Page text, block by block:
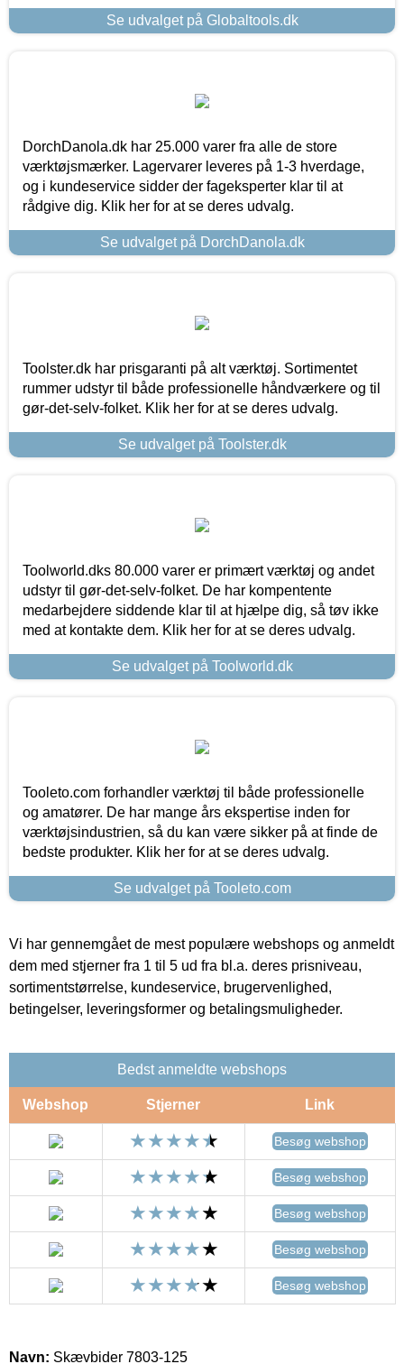
Se udvalget på Globaltools.dk
DorchDanola.dk har 25.000 varer fra alle de store
værktøjsmærker. Lagervarer leveres på 1-3 hverdage,
og i kundeservice sidder der fageksperter klar til at
rådgive dig. Klik her for at se deres udvalg.
Se udvalget på DorchDanola.dk
Toolster.dk har prisgaranti på alt værktøj. Sortimentet
rummer udstyr til både professionelle håndværkere og til
gør-det-selv-folket. Klik her for at se deres udvalg.
Se udvalget på Toolster.dk
Toolworld.dks 80.000 varer er primært værktøj og andet
udstyr til gør-det-selv-folket. De har kompentente
medarbejdere siddende klar til at hjælpe dig, så tøv ikke
med at kontakte dem. Klik her for at se deres udvalg.
Se udvalget på Toolworld.dk
Tooleto.com forhandler værktøj til både professionelle
og amatører. De har mange års ekspertise inden for
værktøjsindustrien, så du kan være sikker på at finde de
bedste produkter. Klik her for at se deres udvalg.
Se udvalget på Tooleto.com
Vi har gennemgået de mest populære webshops og anmeldt
dem med stjerner fra 1 til 5 ud fra bl.a. deres prisniveau,
sortimentstørrelse, kundeservice, brugervenlighed,
betingelser, leveringsformer og betalingsmuligheder.
Bedst anmeldte webshops
Webshop Stjerner Link
Besøg webshop
Besøg webshop
Besøg webshop
Besøg webshop
Besøg webshop
Navn: Skævbider 7803-125